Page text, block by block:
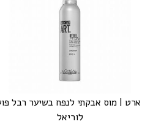
לוריאל